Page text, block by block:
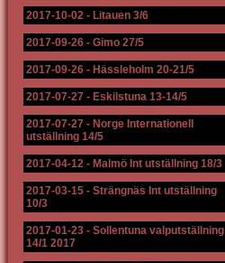
2017-10-02 - Litauen 3/6
2017-09-26 - Gimo 27/5
2017-09-26 - Hässleholm 20-21/5
2017-07-27 - Eskilstuna 13-14/5
2017-07-27 - Norge Internationell
utställning 14/5
2017-04-12 - Malmö Int utställning 18/3
2017-03-15 - Strängnäs Int utställning
10/3
2017-01-23 - Sollentuna valputställning
14/1 2017